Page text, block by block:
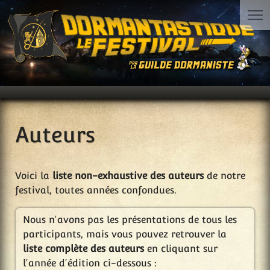
Auteurs
Voici la liste non-exhaustive des auteursde notre
festival, toutes années confondues.
Nous n'avons pas les présentations de tous les
participants, mais vous pouvez retrouver la
liste complète des auteursen cliquant sur
l'année d'édition ci-dessous :